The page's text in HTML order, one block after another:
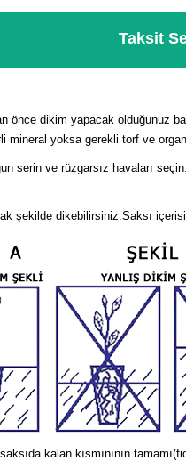
Taksit
dikim yapacak olduğunuz
yoksa gerekli torf ve
ve rüzgarsız havaları
şekilde dikebilirsiniz.Saksı
kalan kısmınının